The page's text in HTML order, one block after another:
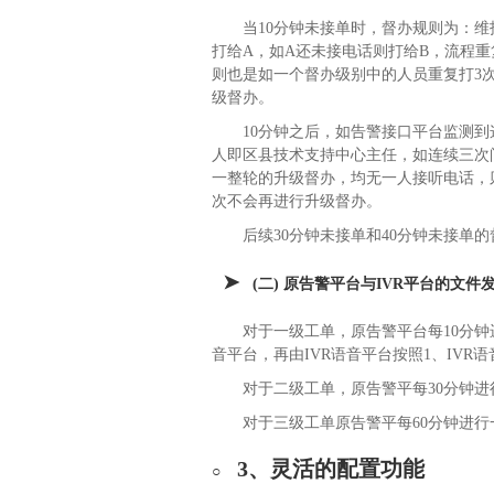
当10分钟未接单时，督办规则为：
打给A，如A还未接电话则打给B，流程
则也是如一个督办级别中的人员重复打3
级督办。
10分钟之后，如告警接口平台监测
人即区县技术支持中心主任，如连续三
一整轮的升级督办，均无一人接听电话
次不会再进行升级督办。
后续30分钟未接单和40分钟未接单
(二) 原告警平台与IVR平台的文件
对于一级工单，原告警平台每10分
音平台，再由IVR语音平台按照1、IVR
对于二级工单，原告警平每30分钟
对于三级工单原告警平每60分钟进
3、灵活的配置功能